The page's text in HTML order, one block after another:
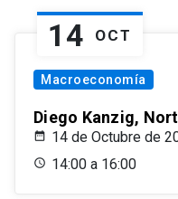
14 OCT
Macroeconomía
Diego Kanzig,
14 de Octubre de
14:00 a 16:00